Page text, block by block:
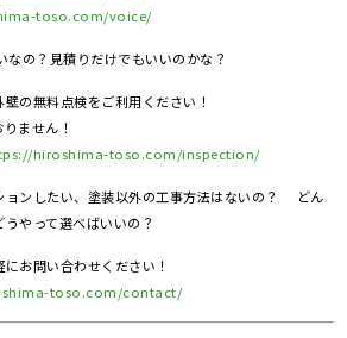
toso.com/voice/
の？見積りだけでもいいのかな？
の無料点検をご利用ください！
ません！
hiroshima-toso.com/inspection/
ンしたい、塗装以外の工事方法はないの？ どん
やって選べばいいの？
お問い合わせください！
toso.com/contact/